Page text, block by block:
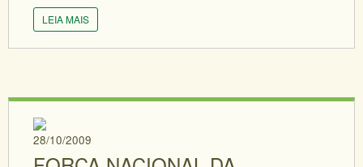
LEIA MAIS
28/10/2009